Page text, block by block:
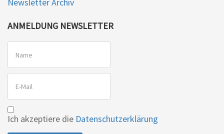
Newsletter Archiv
ANMELDUNG NEWSLETTER
Ich akzeptiere die Datenschutzerklärung